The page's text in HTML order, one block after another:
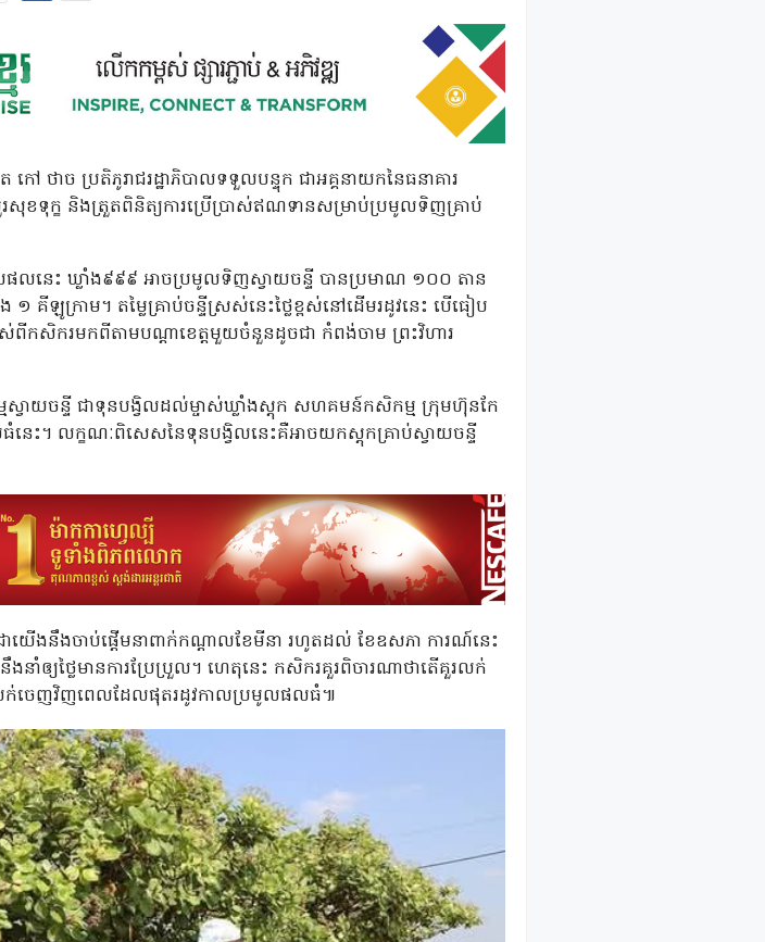
កៅ ថាច ប្រតិភូរាជរដ្ឋាភិបាលទទួលបន្ទុក ជាអគ្គនាយកនៃធនាគារ
ខទុក្ខ​ និងត្រួតពិនិត្យការប្រេីប្រាស់ឥណទាន​សម្រាប់ប្រមូលទិញគ្រាប់
លផលនេះ ឃ្លាំង៩៩៩ អាចប្រមូលទិញស្វាយចន្ទី បានប្រមាណ ១០០ តាន
គីឡូក្រាម។ តម្លៃគ្រាប់ចន្ទីស្រស់នេះថ្លៃខ្ពស់នៅដើមរដូវនេះ បើធៀប
កសិករមកពីតាមបណ្តាខេត្តមួយចំនួនដូចជា កំពង់ចាម ព្រះវិហារ
មស្វាយចន្ទី ជាទុនបង្វិលដល់ម្ចាស់ឃ្លាំងស្តុក សហគមន៍កសិកម្ម ក្រុមហ៊ុនកែ
នេះ។ លក្ខណៈពិសេសនៃទុនបង្វិលនេះគឺអាចយកស្តុកគ្រាប់ស្វាយចន្ទី
យើងនឹងចាប់ផ្តើមនាពាក់កណ្តាលខែមីនា រហូតដល់ ខែឧសភា ការណ៍នេះ
នាំឲ្យថ្លៃមានការប្រែប្រួល។ ហេតុនេះ កសិករគួរពិចារណាថាតើគួរលក់
លក់ចេញវិញពេលដែលផុតរដូវកាលប្រមូលផលធំ៕